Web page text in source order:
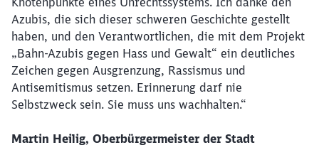
Azubis, die sich dieser schweren Geschichte gestellt
haben, und den Verantwortlichen, die mit dem Projekt
„Bahn-Azubis gegen Hass und Gewalt“ ein deutliches
Zeichen gegen Ausgrenzung, Rassismus und
Antisemitismus setzen. Erinnerung darf nie
Selbstzweck sein. Sie muss uns wachhalten.“
Martin Heilig, Oberbürgermeister der Stadt